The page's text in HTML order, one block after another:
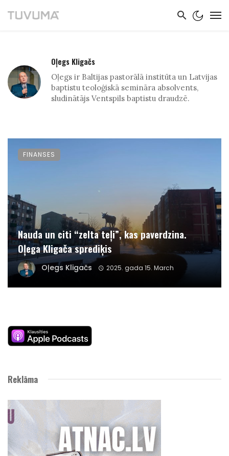
Oļegs Kligačs
Oļegs ir Baltijas pastorālā institūta un Latvijas
baptistu teoloģiskā semināra absolvents,
sludinātājs Ventspils baptistu draudzē.
Nauda un citi “zelta teļi”, kas paverdzina.
Oļega Kligača sprediķis
Oļegs Kligačs 2025. gada 15. March
FINANSES
Reklāma